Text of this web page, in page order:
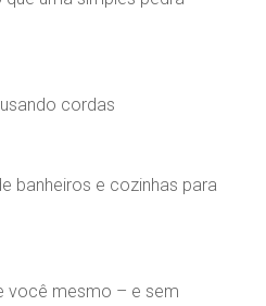
cordas
banheiros e cozinhas para
você mesmo – e sem